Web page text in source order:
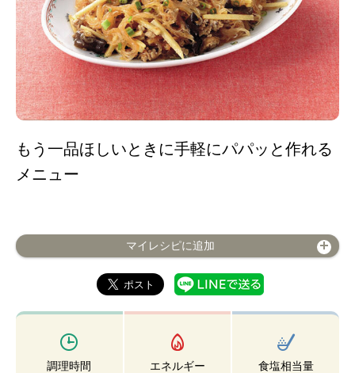
もう一品ほしいときに手軽にパパッと作れる
メニュー
マイレシピに追加
調理時間 エネルギー 食塩相当量